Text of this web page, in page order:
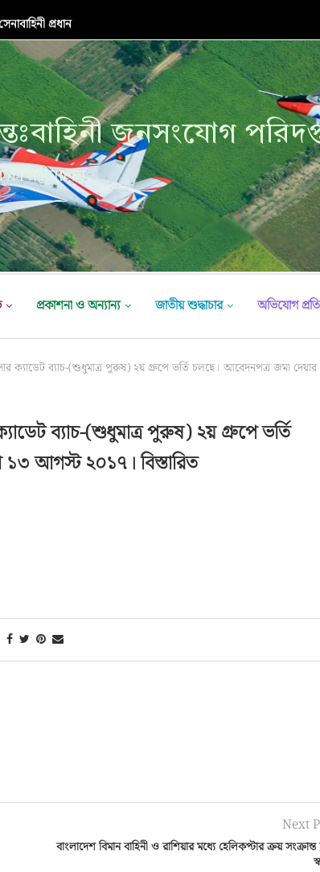
প্রধান
জনসংযোগ
মন্ত্রণালয়
প্রকাশনা ও অন্যান্য জাতীয় শুদ্ধাচার অভিযোগ
ক্যাডেট ব্যাচ-(শুধুমাত্র পুরুষ) ২য় গ্রুপে ভর্তি চলছে। আবেদনপত্র জমা
ব্যাচ-(শুধুমাত্র পুরুষ) ২য় গ্রুপে ভর্তি
আগস্ট ২০১৭। বিস্তারিত
Next
বাংলাদেশ বিমান বাহিনী ও রাশিয়ার মধ্যে হেলিকপ্টার ক্রয় সংক্রান্ত